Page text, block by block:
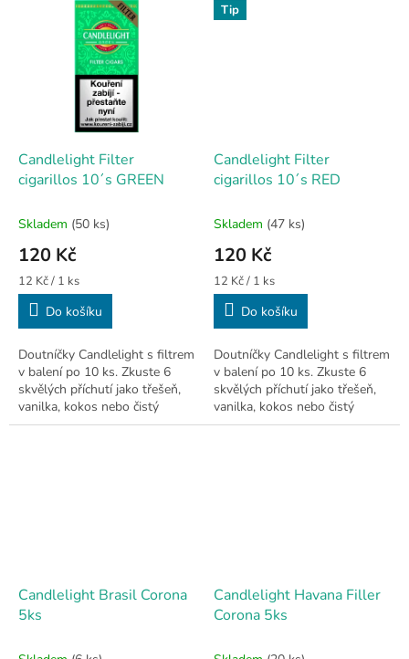
Candlelight Filter
cigarillos 10´s GREEN
Skladem (50 ks)
120 Kč
Měrná
cena:
12 Kč / 1 ks
Do košíku
Doutníčky Candlelight s filtrem
v balení po 10 ks. Zkuste 6
skvělých příchutí jako třešeň,
vanilka, kokos nebo čistý
tabák. 🥥
Tip
Candlelight Filter
cigarillos 10´s RED
Skladem (47 ks)
120 Kč
Měrná
cena:
12 Kč / 1 ks
Do košíku
Doutníčky Candlelight s filtrem
v balení po 10 ks. Zkuste 6
skvělých příchutí jako třešeň,
vanilka, kokos nebo čistý
tabák. 🥥
Candlelight Brasil Corona
5ks
Candlelight Havana Filler
Corona 5ks